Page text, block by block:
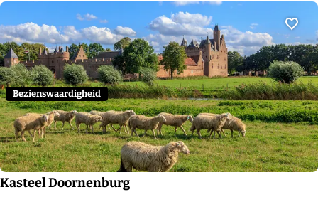
e
d
L
o
e
n
e
n
Kasteel Doornenburg
Bezienswaardigheid